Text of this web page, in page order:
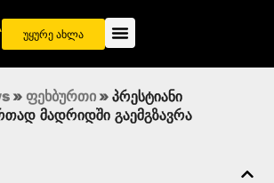
უყურე ახლა
» ფეხბურთი » პრესტიანი
მადრიდში გაემგზავრა